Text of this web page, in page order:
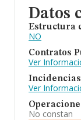
Datos
Estructura
NO
Contratos
Ver
Ver
No constan